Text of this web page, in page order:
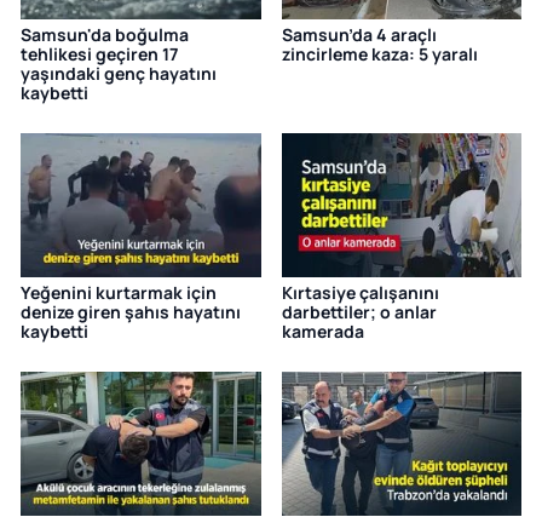
Samsun'da boğulma
tehlikesi geçiren 17
yaşındaki genç hayatını
kaybetti
Samsun’da 4 araçlı
zincirleme kaza: 5 yaralı
Yeğenini kurtarmak için
denize giren şahıs hayatını
kaybetti
Kırtasiye çalışanını
darbettiler; o anlar
kamerada